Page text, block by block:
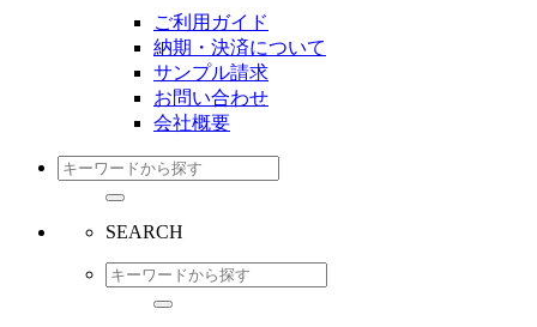
ご利用ガイド
納期・決済について
サンプル請求
お問い合わせ
会社概要
SEARCH